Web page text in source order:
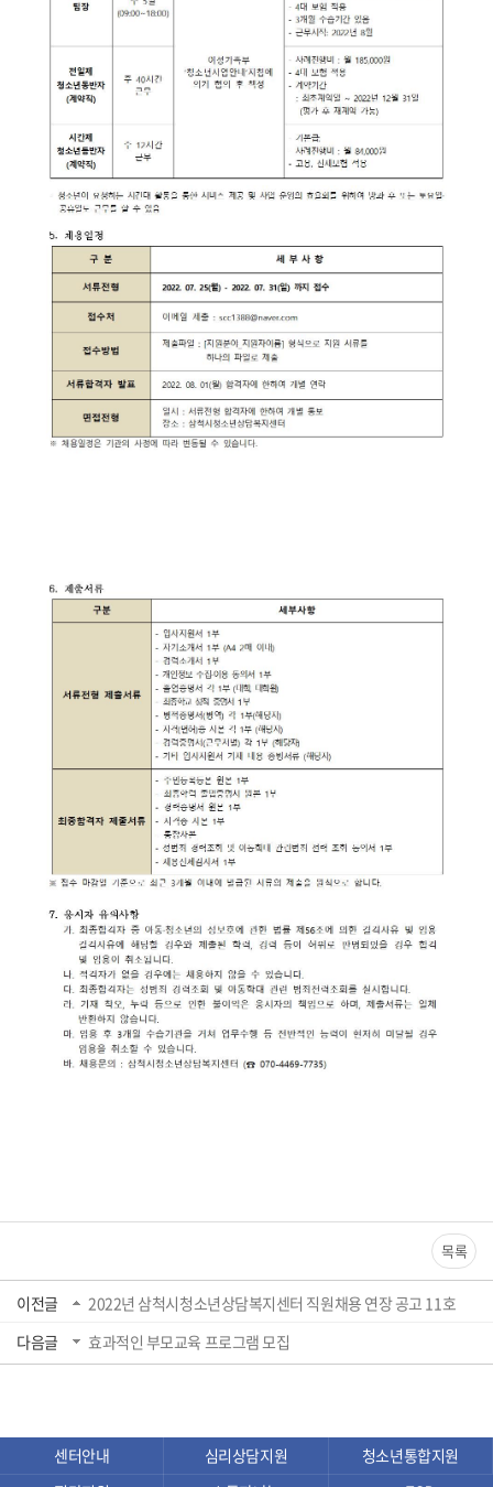
목록
이전글
2022년 삼척시청소년상담복지센터 직원채용 연장 공고 11호
다음글
효과적인 부모교육 프로그램 모집
센터안내 심리상담지원
청소년통합지원